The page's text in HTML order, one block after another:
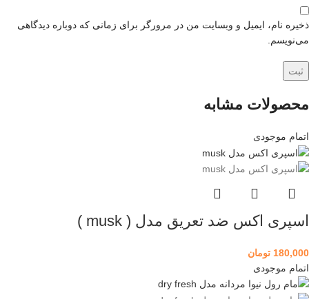
ذخیره نام، ایمیل و وبسایت من در مرورگر برای زمانی که دوباره دیدگاهی
می‌نویسم.
محصولات مشابه
اتمام موجودی
اسپری اکس ضد تعریق مدل ( musk )
180,000 تومان
اتمام موجودی